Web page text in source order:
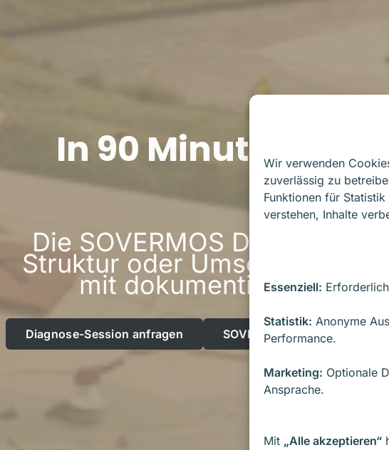
Wir verwenden
zuverlässig zu
Funktionen für
verstehen, Inhalte
Essenziell:
Statistik: Anonyme
Performance.
Marketing: Optionale
Ansprache.
Mit „Alle akzeptieren“
In 90 Minuten
Die SOVERMOS Diagnose-
Struktur oder Umsetzung
mit dokumentierter
Diagnose-Session anfragen SOVERMOS kennenlernen